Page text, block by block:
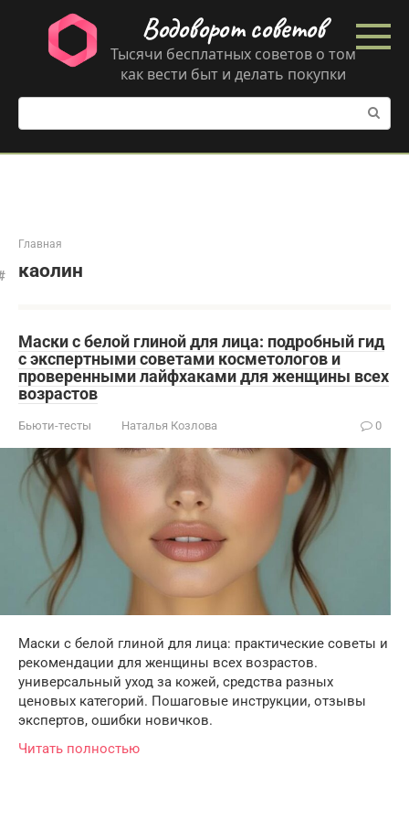
контенту
Водоворот советов
Тысячи бесплатных советов о том
как вести быт и делать покупки
Поиск:
Главная
каолин
Маски с белой глиной для лица: подробный гид
с экспертными советами косметологов и
проверенными лайфхаками для женщины всех
возрастов
Бьюти-тесты Наталья Козлова 0
Маски с белой глиной для лица: практические советы и
рекомендации для женщины всех возрастов.
универсальный уход за кожей, средства разных
ценовых категорий. Пошаговые инструкции, отзывы
экспертов, ошибки новичков.
Читать полностью